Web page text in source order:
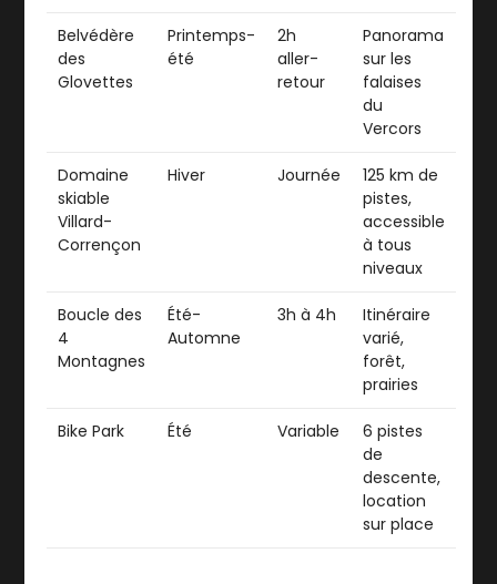
Belvédère
des
Glovettes
Printemps-
été
2h
aller-
retour
Panorama
sur les
falaises
du
Vercors
Domaine
skiable
Villard-
Corrençon
Hiver Journée
125 km de
pistes,
accessible
à tous
niveaux
Boucle des
4
Montagnes
Été-
Automne
3h à 4h
Itinéraire
varié,
forêt,
prairies
Bike Park Été Variable
6 pistes
de
descente,
location
sur place